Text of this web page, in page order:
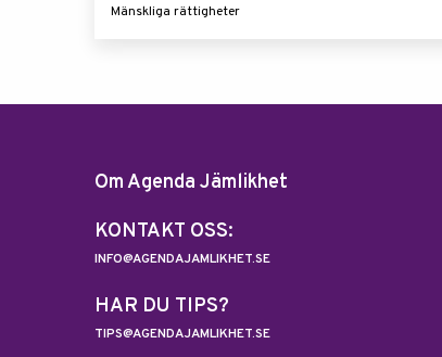
Mänskliga rättigheter
Om Agenda Jämlikhet
KONTAKT OSS:
INFO@AGENDAJAMLIKHET.SE
HAR DU TIPS?
TIPS@AGENDAJAMLIKHET.SE